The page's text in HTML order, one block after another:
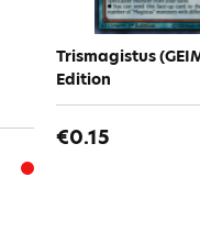
Trismagistus
Edition
€0.15